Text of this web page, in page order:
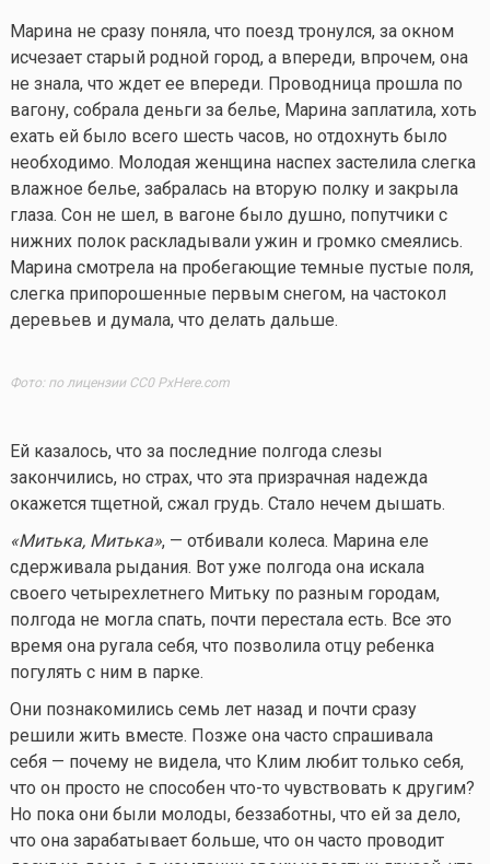
Марина не сразу поняла, что поезд тронулся, за окном
исчезает старый родной город, а впереди, впрочем, она
не знала, что ждет ее впереди. Проводница прошла по
вагону, собрала деньги за белье, Марина заплатила, хоть
ехать ей было всего шесть часов, но отдохнуть было
необходимо. Молодая женщина наспех застелила слегка
влажное белье, забралась на вторую полку и закрыла
глаза. Сон не шел, в вагоне было душно, попутчики с
нижних полок раскладывали ужин и громко смеялись.
Марина смотрела на пробегающие темные пустые поля,
слегка припорошенные первым снегом, на частокол
деревьев и думала, что делать дальше.
Фото: по лицензии CC0 PxHere.com
Ей казалось, что за последние полгода слезы
закончились, но страх, что эта призрачная надежда
окажется тщетной, сжал грудь. Стало нечем дышать.
«Митька, Митька», — отбивали колеса. Марина еле
сдерживала рыдания. Вот уже полгода она искала
своего четырехлетнего Митьку по разным городам,
полгода не могла спать, почти перестала есть. Все это
время она ругала себя, что позволила отцу ребенка
погулять с ним в парке.
Они познакомились семь лет назад и почти сразу
решили жить вместе. Позже она часто спрашивала
себя — почему не видела, что Клим любит только себя,
что он просто не способен что-то чувствовать к другим?
Но пока они были молоды, беззаботны, что ей за дело,
что она зарабатывает больше, что он часто проводит